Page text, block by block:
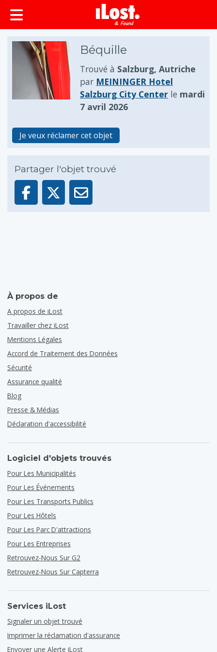
principal
Béquille
Trouvé à Salzburg, Autriche
par MEININGER Hotel
Salzburg City Center le mardi
7 avril 2026
Je veux réclamer cet objet
Partager l'objet trouvé
À propos de
A propos de iLost
Travailler chez iLost
Mentions Légales
Accord de Traitement des Données
Sécurité
Assurance qualité
Blog
Presse & Médias
Déclaration d'accessibilité
Logiciel d'objets trouvés
Pour Les Municipalités
Pour Les Événements
Pour Les Transports Publics
Pour Les Hôtels
Pour Les Parc D'attractions
Pour Les Entreprises
Retrouvez-Nous Sur G2
Retrouvez-Nous Sur Capterra
Services iLost
Signaler un objet trouvé
Imprimer la réclamation d'assurance
Envoyer une Alerte iLost